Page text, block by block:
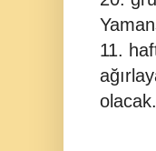
11.
olacak.